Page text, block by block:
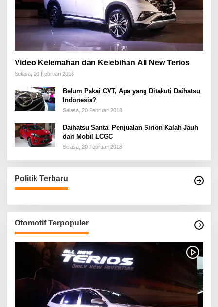
Video Kelemahan dan Kelebihan All New Terios
Selasa, 20 Februari 2018
Belum Pakai CVT, Apa yang Ditakuti Daihatsu
Indonesia?
Selasa, 20 Februari 2018
Daihatsu Santai Penjualan Sirion Kalah Jauh
dari Mobil LCGC
Selasa, 20 Februari 2018
Politik Terbaru
Otomotif Terpopuler